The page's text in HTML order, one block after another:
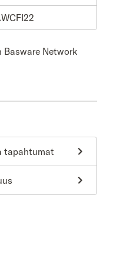
Basware Network
tapahtumat